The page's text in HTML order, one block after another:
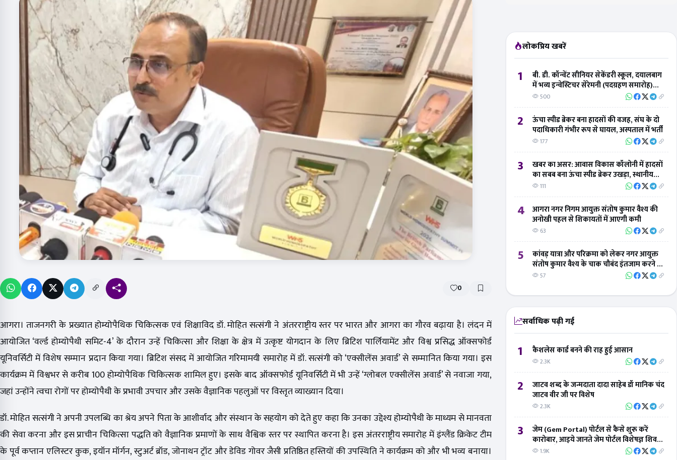
0
आगरा। ताजनगरी के प्रख्यात होम्योपैथिक चिकित्सक एवं शिक्षाविद डॉ. मोहित सत्संगी ने अंतरराष्ट्रीय स्तर पर भारत और आगरा का गौरव बढ़ाया है। लंदन में
आयोजित ‘वर्ल्ड होम्योपैथी समिट-4’ के दौरान उन्हें चिकित्सा और शिक्षा के क्षेत्र में उत्कृष्ट योगदान के लिए ब्रिटिश पार्लियामेंट और विश्व प्रसिद्ध ऑक्सफोर्ड
यूनिवर्सिटी में विशेष सम्मान प्रदान किया गया। ब्रिटिश संसद में आयोजित गरिमामयी समारोह में डॉ. सत्संगी को ‘एक्सीलेंस अवार्ड’ से सम्मानित किया गया। इस
कार्यक्रम में विश्वभर से करीब 100 होम्योपैथिक चिकित्सक शामिल हुए। इसके बाद ऑक्सफोर्ड यूनिवर्सिटी में भी उन्हें ‘ग्लोबल एक्सीलेंस अवार्ड’ से नवाजा गया,
जहां उन्होंने त्वचा रोगों पर होम्योपैथी के प्रभावी उपचार और उसके वैज्ञानिक पहलुओं पर विस्तृत व्याख्यान दिया।
डॉ. मोहित सत्संगी ने अपनी उपलब्धि का श्रेय अपने पिता के आशीर्वाद और संस्थान के सहयोग को देते हुए कहा कि उनका उद्देश्य होम्योपैथी के माध्यम से मानवता
की सेवा करना और इस प्राचीन चिकित्सा पद्धति को वैज्ञानिक प्रमाणों के साथ वैश्विक स्तर पर स्थापित करना है। इस अंतरराष्ट्रीय समारोह में इंग्लैंड क्रिकेट टीम
के पूर्व कप्तान एलिस्टर कुक, इयॉन मॉर्गन, स्टुअर्ट ब्रॉड, जोनाथन ट्रॉट और डेविड गोवर जैसी प्रतिष्ठित हस्तियों की उपस्थिति ने कार्यक्रम को और भी भव्य बनाया।
लोकप्रिय खबरें
1
बी. डी. कॉन्वेंट सीनियर सेकेंडरी स्कूल, दयालबाग
में भव्य इन्वेस्टिचर सेरेमनी (पदग्रहण समारोह)
संपन्न
500
2
ऊंचा स्पीड ब्रेकर बना हादसों की वजह, संघ के दो
पदाधिकारी गंभीर रूप से घायल, अस्पताल में भर्ती
177
3
खबर का असर: आवास विकास कॉलोनी में हादसों
का सबब बना ऊंचा स्पीड ब्रेकर उखड़ा, स्थानीय
लोगों ने 'बिंदु विस्तार न्यूज' का जताया आभार
111
4
आगरा नगर निगम आयुक्त संतोष कुमार वैश्य की
अनोखी पहल से शिकायतों में आएगी कमी
63
5
कांवड़ यात्रा और परिक्रमा को लेकर नगर आयुक्त
संतोष कुमार वैश्य के चाक चौबंद इंतजाम करने के
निर्देश
57
सर्वाधिक पढ़ी गई
1 कैशलेस कार्ड बनने की राह हुई आसान
2.3K
2
जाटव शब्द के जन्मदाता दादा साहेब डॉ मानिक चंद
जाटव वीर जी पर विशेष
2.3K
3
जेम (Gem Portal) पोर्टल से कैसे शुरू करें
कारोबार, आइये जानते जेम पोर्टल विशेषज्ञ शिवम्
तिवारी से
1.9K